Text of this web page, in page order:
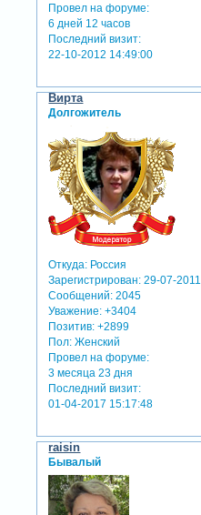
Провел на форуме:
6 дней 12 часов
Последний визит:
22-10-2012 14:49:00
Вирта
Долгожитель
Откуда: Россия
Зарегистрирован: 29-07-2011
Сообщений: 2045
Уважение: +3404
Позитив: +2899
Пол: Женский
Провел на форуме:
3 месяца 23 дня
Последний визит:
01-04-2017 15:17:48
raisin
Бывалый